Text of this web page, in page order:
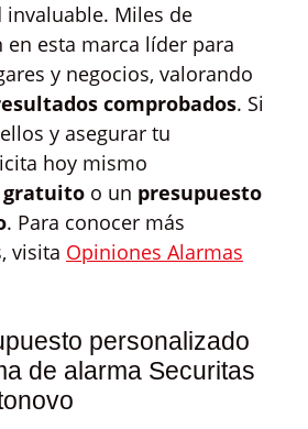
Miles de
esta marca líder para
y negocios, valorando
comprobados. Si
y asegurar tu
hoy mismo
gratuito o un presupuesto
. Para conocer más
visita Opiniones Alarmas
personalizado
de alarma Securitas